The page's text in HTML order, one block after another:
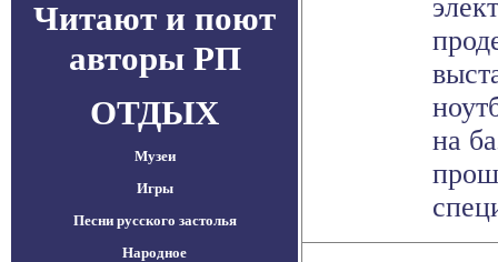
Читают и поют
авторы РП
ОТДЫХ
Музеи
Игры
Песни русского застолья
Народное
на